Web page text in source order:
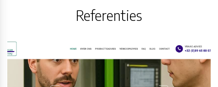
Referenties